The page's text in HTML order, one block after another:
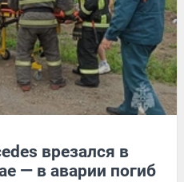
врезался в
— в аварии погиб